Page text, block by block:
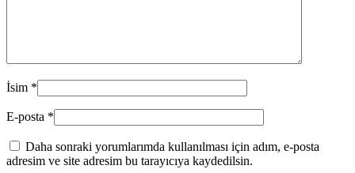
İsim *
E-posta *
Daha sonraki yorumlarımda kullanılması için adım, e-posta
adresim ve site adresim bu tarayıcıya kaydedilsin.